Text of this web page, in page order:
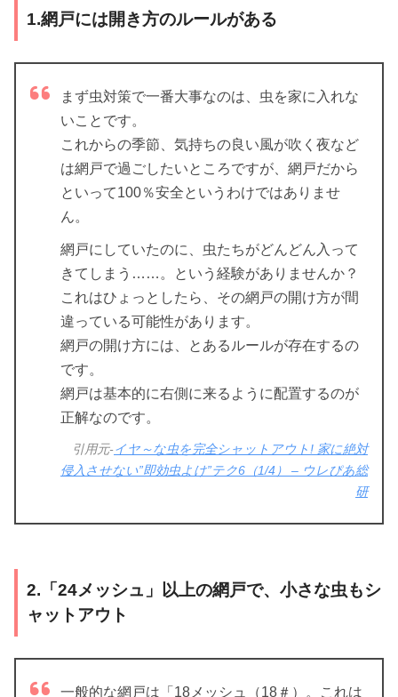
1.網戸には開き方のルールがある
まず虫対策で一番大事なのは、虫を家に入れな
いことです。
これからの季節、気持ちの良い風が吹く夜など
は網戸で過ごしたいところですが、網戸だから
といって100％安全というわけではありませ
ん。
網戸にしていたのに、虫たちがどんどん入って
きてしまう……。という経験がありませんか？
これはひょっとしたら、その網戸の開け方が間
違っている可能性があります。
網戸の開け方には、とあるルールが存在するの
です。
網戸は基本的に右側に来るように配置するのが
正解なのです。
引用元-イヤ～な虫を完全シャットアウト! 家に絶対
侵入させない”即効虫よけ”テク6（1/4） – ウレぴあ総
研
2.「24メッシュ」以上の網戸で、小さな虫もシ
ャットアウト
一般的な網戸は「18メッシュ（18＃）。これは